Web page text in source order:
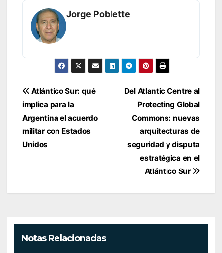
Jorge Poblette
Navegación
de
entradas
Del Atlantic Centre al
Protecting Global
Commons: nuevas
arquitecturas de
seguridad y disputa
estratégica en el
Atlántico Sur
Atlántico Sur: qué
implica para la
Argentina el acuerdo
militar con Estados
Unidos
Notas Relacionadas